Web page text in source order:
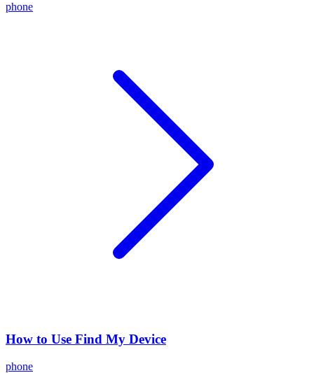
phone
How to Use Find My Device
phone